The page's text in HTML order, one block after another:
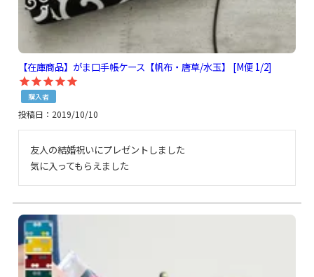
【在庫商品】がま口手帳ケース【帆布・唐草/水玉】 [M便 1/2]
購入者
投稿日 2019/10/10
友人の結婚祝いにプレゼントしました
気に入ってもらえました